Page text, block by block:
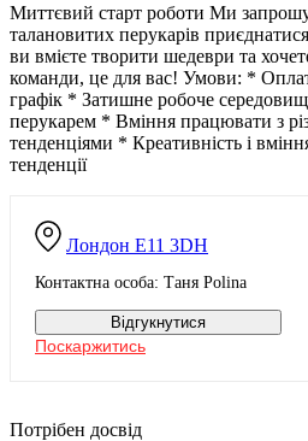
Лондон E11 3DH
Контактна особа: Таня Polina
Відгукнутися
Поскаржитись
Миттєвий старт роботи Ми
талановитих перукарів
ви вмієте творити шедеври та
команди, це для вас! Умови: *
графік * Затишне робоче
перукарем * Вміння працювати з
тенденціями * Креативність і
тенденції
Потрібен досвід